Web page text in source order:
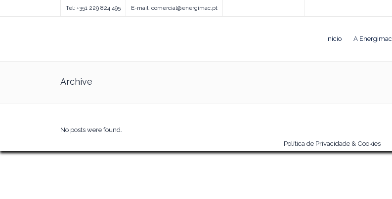
Tel: +351 229 824 495 E-mail: comercial@energimac.pt
Início A Energimac
Archive
No posts were found.
Política de Privacidade & Cookies